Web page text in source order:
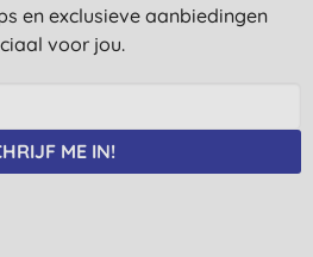
mine needs something more mild,
glycerin (my next tries...).
en exclusieve aanbiedingen
voor jou.
ME IN!